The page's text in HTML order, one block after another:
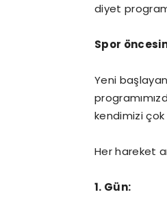
diyet
Spor
Yeni
kendimizi
Her hareket
1. Gün: